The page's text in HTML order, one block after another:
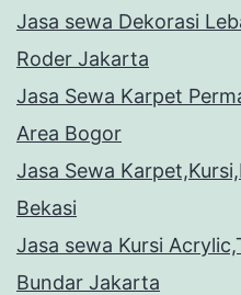
Jasa sewa Dekorasi
Roder Jakarta
Jasa Sewa Karpet
Area Bogor
Jasa Sewa
Bekasi
Jasa sewa Kursi
Bundar Jakarta